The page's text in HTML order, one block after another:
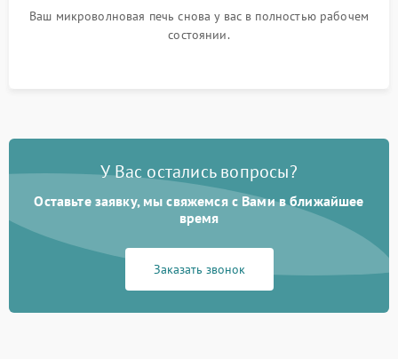
Ваш микроволновая печь снова у вас в полностью рабочем
состоянии.
У Вас остались вопросы?
Оставьте заявку, мы свяжемся с Вами в ближайшее
время
Заказать звонок